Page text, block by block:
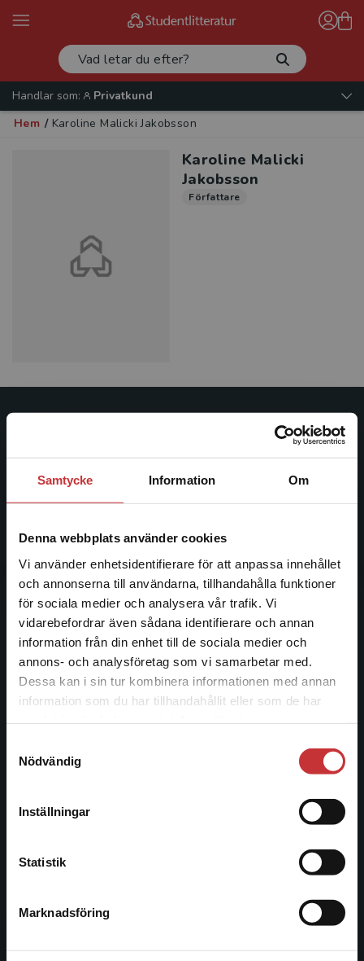
Samtycke Information Om
Denna webbplats använder cookies
Vi använder enhetsidentifierare för att anpassa innehållet
och annonserna till användarna, tillhandahålla funktioner
för sociala medier och analysera vår trafik. Vi
vidarebefordrar även sådana identifierare och annan
information från din enhet till de sociala medier och
annons- och analysföretag som vi samarbetar med.
Dessa kan i sin tur kombinera informationen med annan
information som du har tillhandahållit eller som de har
Nödvändig
Inställningar
Statistik
Marknadsföring
Begränsad fraktregion
Det verkar som att du besöker
studentlitteratur.se via en enhet utanför Sverige.
Vi erbjuder inte leveranser utanför Sverige. För
att kunna slutföra ett köp måste
Handlar som:
Privatkund
Hem / Karoline Malicki Jakobsson
Karoline Malicki
Jakobsson
Författare
ledande utbildningsförlag. Med läromedel, kurslitteratur,
facklitteratur, utbildningar och digitala
längs hela kunskapsresan.
Kontakta oss
Kontakta oss
046-31 20 00
Postadress:
Box 141
221 00 Lund
Besöksadress:
Kundservice
046-31 21 00